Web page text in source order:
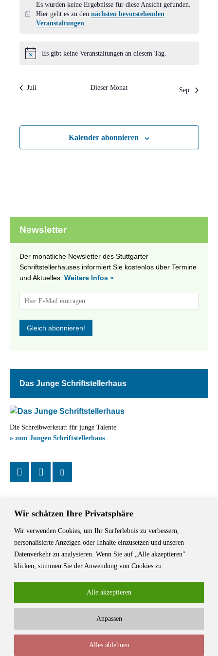
Wir schätzen Ihre Privatsphäre
Wir verwenden Cookies, um Ihr Surferlebnis zu verbessern,
personalisierte Anzeigen oder Inhalte einzusetzen und unseren
Datenverkehr zu analysieren. Wenn Sie auf „Alle akzeptieren"
klicken, stimmen Sie der Anwendung von Cookies zu.
Anpassen
Alles ablehnen
Alle akzeptieren
Hinweis
Es wurden keine Ergebnisse für diese Ansicht gefunden.
Hier geht es zu den nächsten bevorstehenden
Veranstaltungen.
Hinweis
Es gibt keine Veranstaltungen an diesem Tag.
Juli Dieser Monat Sep.
Kalender abonnieren
Newsletter
Der monatliche Newsletter des Stuttgarter
Schriftstellerhauses informiert Sie kostenlos über Termine
und Aktuelles. Weitere Infos »
Das Junge Schriftstellerhaus
Die Schreibwerkstatt für junge Talente
» zum Jungen Schriftstellerhaus
Das Schriftstellerhaus ist ein beliebter Treffpunkt für Autorinnen und
Autoren aus Stuttgart und der Region sowie ein Veranstaltungsort für
Lesungen, Tagungen und Schreibwerkstätten.
© Stuttgarter Schriftstellerhaus
Impressum / Kontakt